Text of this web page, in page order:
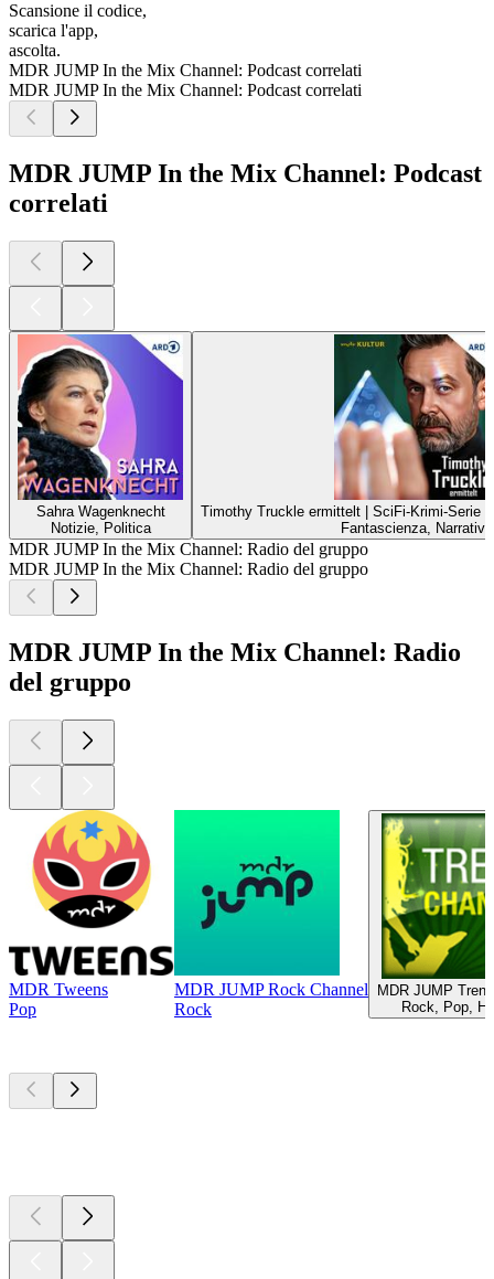
Scansione il codice,
scarica l'app,
ascolta.
MDR JUMP In the Mix Channel: Podcast correlati
MDR JUMP In the Mix Channel: Podcast correlati
MDR JUMP In the Mix Channel: Podcast
correlati
Sahra Wagenknecht
Notizie, Politica
Timothy Truckle ermittelt | SciFi-Krimi-Serie
Fantascienza, Narrativa
MDR JUMP In the Mix Channel: Radio del gruppo
MDR JUMP In the Mix Channel: Radio del gruppo
MDR JUMP In the Mix Channel: Radio
del gruppo
MDR Tweens
Pop
MDR JUMP Rock Channel
Rock
MDR JUMP
Rock, Pop,